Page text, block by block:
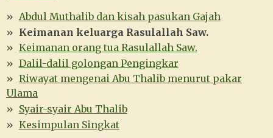
Abdul Muthalib dan kisah pasukan Gajah
Keimanan keluarga Rasulallah Saw.
Keimanan orang tua Rasulallah Saw.
Dalil-dalil golongan Pengingkar
Riwayat mengenai Abu Thalib menurut pakar
Ulama
Syair-syair Abu Thalib
Kesimpulan Singkat